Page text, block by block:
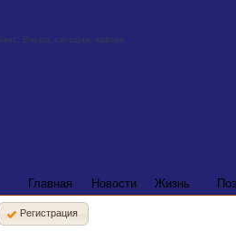
Главная Новости Жизнь
Регистрация